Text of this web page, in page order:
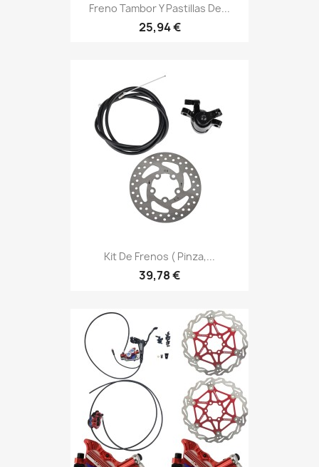
Freno Tambor Y Pastillas De...
25,94 €
Kit De Frenos ( Pinza,...
39,78 €